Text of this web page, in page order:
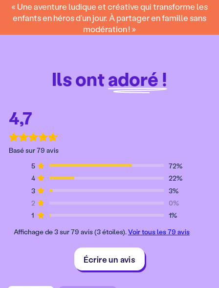
« Une aventure ludique et créative qui transforme les
enfants en héros d’un jour. À partager en famille sans
modération ! »
Ils ontadoré !
4,7
Basé sur 79 avis
5
72%
4
22%
3
3%
2
0%
1
1%
Affichage de 3 sur 79 avis (3 étoiles).Voir tous les 79 avis
Écrire un avis